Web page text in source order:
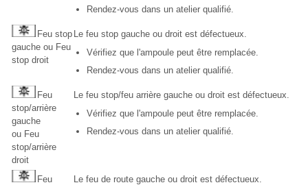
Rendez-vous dans un atelier qualifié.
Feu stop
gauche ou Feu
stop droit
Le feu stop gauche ou droit est défectueux.
Vérifiez que l'ampoule peut être remplacée.
Rendez-vous dans un atelier qualifié.
Feu
stop/arrière
gauche
ou Feu
stop/arrière
droit
Le feu stop/feu arrière gauche ou droit est défectueux.
Vérifiez que l'ampoule peut être remplacée.
Rendez-vous dans un atelier qualifié.
Feu
Le feu de route gauche ou droit est défectueux.